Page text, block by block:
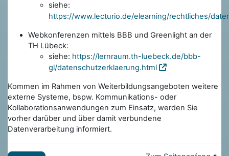
siehe:
https://www.lecturio.de/elearning/rechtliches/
Webkonferenzen mittels BBB und Greenlight an der
TH Lübeck:
siehe: https://lernraum.th-luebeck.de/bbb-
gl/datenschutzerklaerung.html
Kommen im Rahmen von Weiterbildungsangeboten weitere
externe Systeme, bspw. Kommunikations- oder
Kollaborationsanwendungen zum Einsatz, werden Sie
vorher darüber und über damit verbundene
Datenverarbeitung informiert.